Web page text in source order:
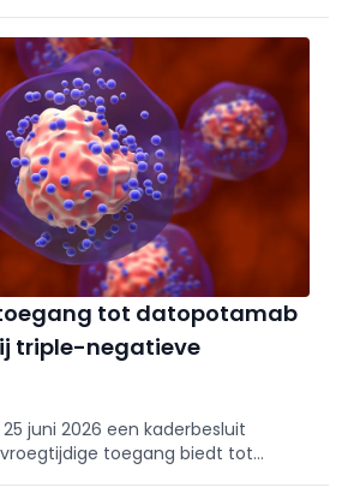
kleincellige longkanker in een
Het geneesmiddel komt in
tijdelijke vergoeding wanneer
met atezolizumab wordt gebruikt
bij volwassen patiënten bij
is verergerd na een eerstelijns-
tot datopotamab
triple-negatieve
juni 2026 een kaderbesluit
toegang biedt tot